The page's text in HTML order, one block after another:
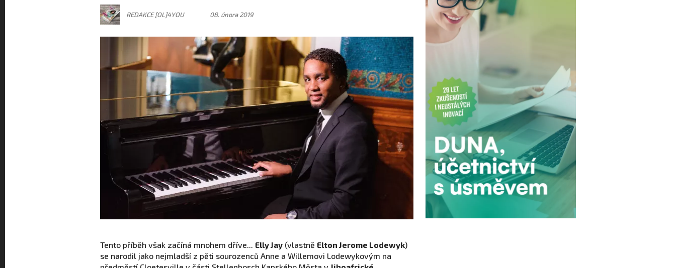
REDAKCE [OL]4YOU 08. února 2019
Tento příběh však začíná mnohem dříve... Elly Jay (vlastně Elton Jerome Lodewyk)
se narodil jako nejmladší z pěti sourozenců Anne a Willemovi Lodewykovým na